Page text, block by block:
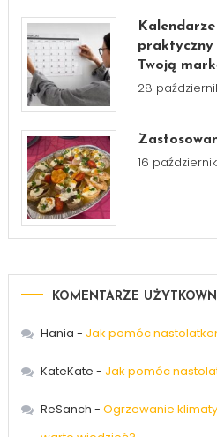
Twoją
28
16
KOMENTARZE
Hania - Jak pomóc
KateKate - Jak pomóc
ReSanch - Ogrzewanie